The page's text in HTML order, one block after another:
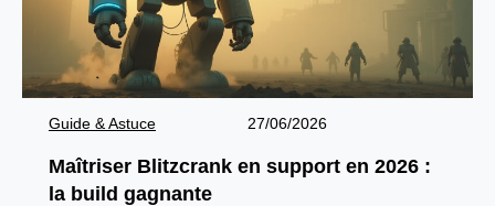
Guide & Astuce 27/06/2026
Maîtriser Blitzcrank en support en 2026 :
la build gagnante